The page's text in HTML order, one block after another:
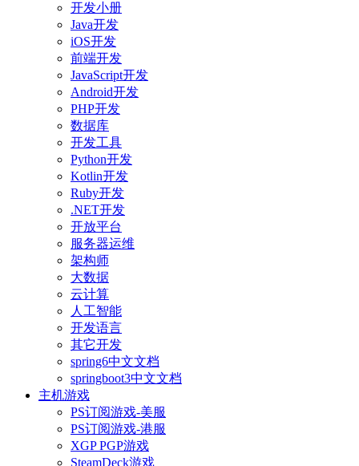
开发小册
Java开发
iOS开发
前端开发
JavaScript开发
Android开发
PHP开发
数据库
开发工具
Python开发
Kotlin开发
Ruby开发
.NET开发
开放平台
服务器运维
架构师
大数据
云计算
人工智能
开发语言
其它开发
spring6中文文档
springboot3中文文档
主机游戏
PS订阅游戏-美服
PS订阅游戏-港服
XGP PGP游戏
SteamDeck游戏